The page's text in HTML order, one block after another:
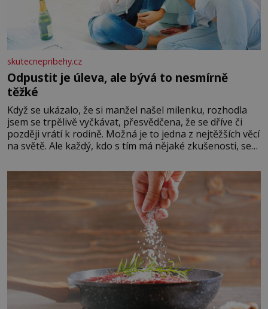
skutecnepribehy.cz
Odpustit je úleva, ale bývá to nesmírně
těžké
Když se ukázalo, že si manžel našel milenku, rozhodla
jsem se trpělivě vyčkávat, přesvědčena, že se dříve či
později vrátí k rodině. Možná je to jedna z nejtěžších věcí
na světě. Ale každý, kdo s tím má nějaké zkušenosti, se
Když se ke mně doneslo, že si manžel pořídil milenku,